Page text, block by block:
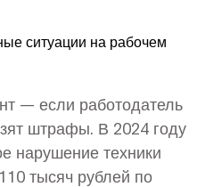
ситуации на рабочем
— если работодатель
штрафы. В 2024 году
нарушение техники
тысяч рублей по